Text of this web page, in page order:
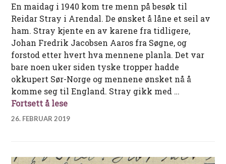
En maidag i 1940 kom tre menn på besøk til
Reidar Stray i Arendal. De ønsket å låne et seil av
ham. Stray kjente en av karene fra tidligere,
Johan Fredrik Jacobsen Aaros fra Søgne, og
forstod etter hvert hva mennene planla. Det var
bare noen uker siden tyske tropper hadde
okkupert Sør-Norge og mennene ønsket nå å
komme seg til England. Stray gikk med …
Fortsett å leseFlukten fra Arendal mai 1940
26. FEBRUAR 2019